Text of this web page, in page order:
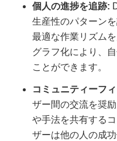
個人の進捗を追跡:
生産性のパターン
最適な作業リズム
グラフ化により、
ことができます。
コミュニティーフ
ザー間の交流を奨
や手法を共有する
ザーは他の人の成